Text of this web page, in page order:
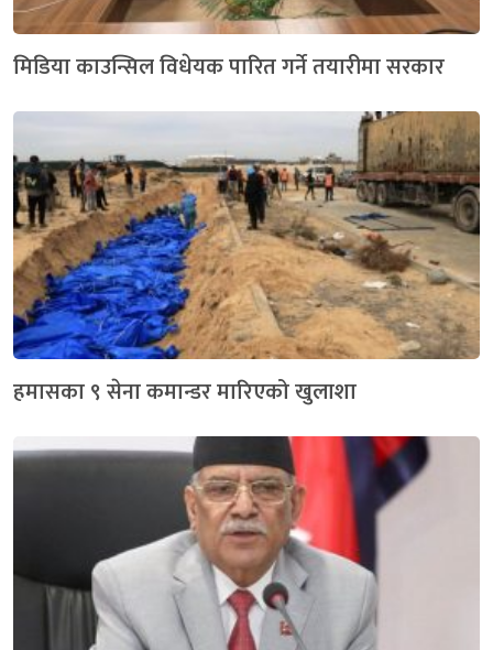
मिडिया काउन्सिल विधेयक पारित गर्ने तयारीमा सरकार
हमासका ९ सेना कमान्डर मारिएको खुलाशा